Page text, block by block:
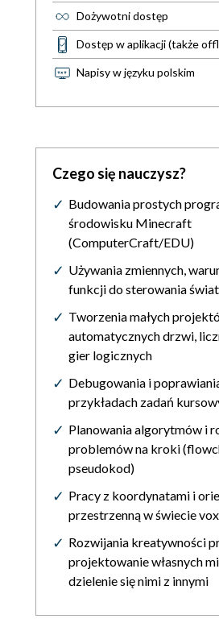
Dożywotni dostęp
Dostęp w aplikacji (także
Napisy w języku polskim
Czego się nauczysz?
Budowania prostych
środowisku Minecraft
(ComputerCraft/EDU)
Używania zmiennych,
funkcji do sterowania
Tworzenia małych
automatycznych drzwi,
gier logicznych
Debugowania i
przykładach zadań
Planowania algorytmów i
problemów na kroki
pseudokod)
Pracy z koordynatami i
przestrzenną w świecie
Rozwijania kreatywności
projektowanie własnych
dzielenie się nimi z innymi